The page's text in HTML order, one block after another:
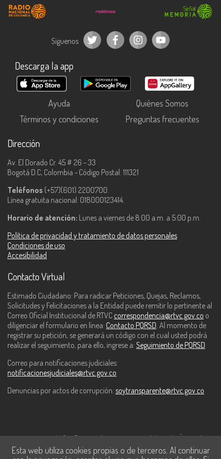
Síguenos
Descarga la app
Ayuda
Quiénes Somos
Términos y condiciones
Preguntas frecuentes
Dirección
Av. El Dorado Cr. 45 # 26 - 33
Bogotá D.C, Colombia - Código Postal: 111321
Teléfonos (+57)(601) 2200700.
Línea gratuita nacional: 018000123414.
Horario de atención: Lunes a viernes de 8:00 a.m. a 5:00 p.m.
Política de privacidad y tratamiento de datos personales
Condiciones de uso
Accesibilidad
Contacto Virtual
Estimado Ciudadano: Para radicar Peticiones, Quejas, Reclamos,
Solicitudes y Felicitaciones a la Entidad puede remitir lo pertinente al
Correo Oficial Institucional de RTVC correspondencia@rtvc.gov.co o
diligenciar el formulario en línea: Contacto PQRSD. Al momento de
registrar su petición, se generará un código con el cual usted podrá
realizar el seguimiento, para ello, ingrese a: Seguimiento de PQRSD
Correo para notificaciones judiciales:
notificacionesjudiciales@rtvc.gov.co
Denuncias por actos de corrupción: soytransparente@rtvc.gov.co
Este contenido fue financiado con recursos del Fondo Único de
Tecnologías de la Información y las Comunicaciones de MinTic.
Esta web utiliza cookies propias o de terceros. Al continuar